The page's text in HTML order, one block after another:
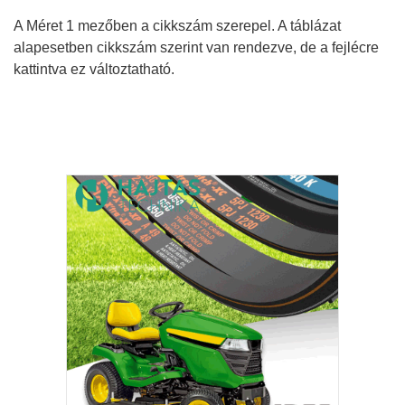
A Méret 1 mezőben a cikkszám szerepel. A táblázat
alapesetben cikkszám szerint van rendezve, de a fejlécre
kattintva ez változtatható.